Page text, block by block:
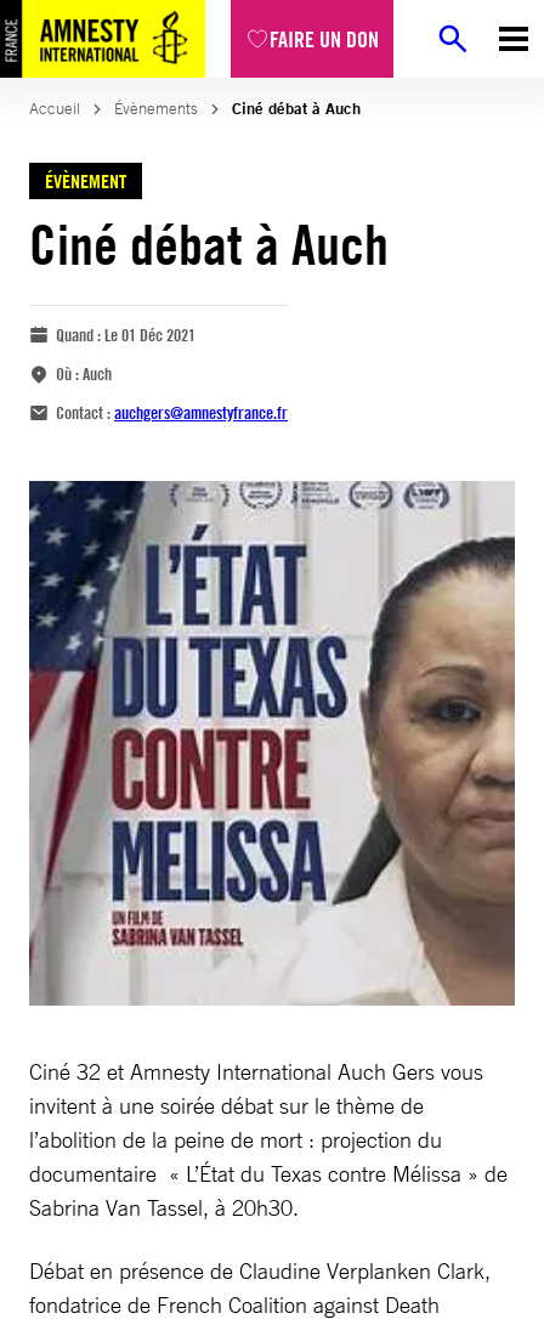
FAIRE UN DON
Accueil Évènements Ciné débat à Auch
ÉVÈNEMENT
Ciné débat à Auch
Quand :Le 01 Déc 2021
Où :Auch
Contact :auchgers@amnestyfrance.fr
Ciné 32 et Amnesty International Auch Gers vous
invitent à une soirée débat sur le thème de
l’abolition de la peine de mort : projection du
documentaire « L’État du Texas contre Mélissa » de
Sabrina Van Tassel, à 20h30.
Débat en présence de Claudine Verplanken Clark,
fondatrice de French Coalition against Death